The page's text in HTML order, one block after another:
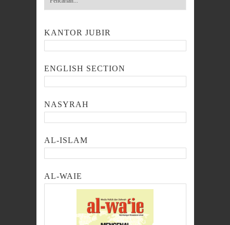
KANTOR JUBIR
ENGLISH SECTION
NASYRAH
AL-ISLAM
AL-WAIE